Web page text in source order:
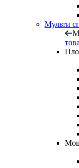
Мульти